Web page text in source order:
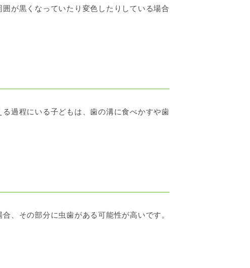
が黒くなっていたり変色したりしている場合
過程にいる子どもは、歯の溝に食べかすや歯
、その部分に虫歯がある可能性が高いです。